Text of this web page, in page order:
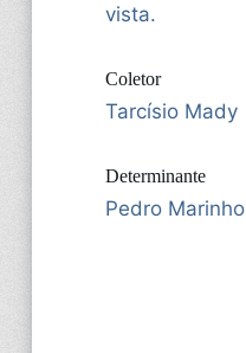
vista.
Coletor
Tarcísio Mady
Determinante
Pedro Marinho